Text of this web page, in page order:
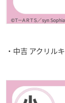
・中吉 アクリル